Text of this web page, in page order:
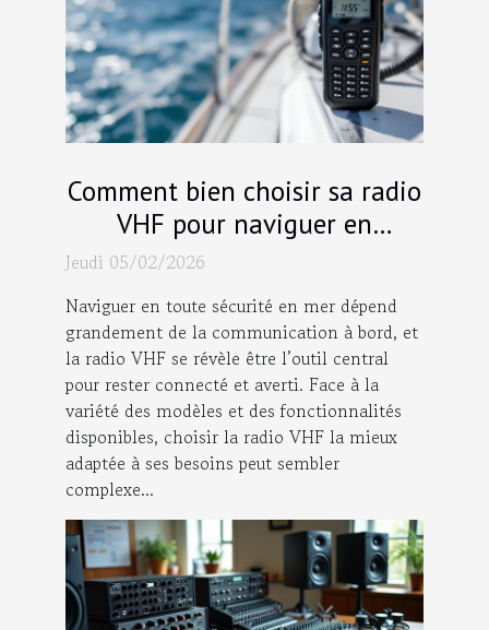
Comment bien choisir sa radio
VHF pour naviguer en
sécurité?
Jeudi 05/02/2026
Naviguer en toute sécurité en mer dépend
grandement de la communication à bord, et
la radio VHF se révèle être l’outil central
pour rester connecté et averti. Face à la
variété des modèles et des fonctionnalités
disponibles, choisir la radio VHF la mieux
adaptée à ses besoins peut sembler
complexe...